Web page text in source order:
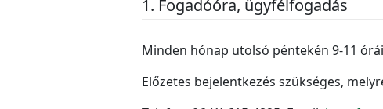
Fogadóóra, ügyfélfogadás
Minden hónap utolsó péntekén 9-11
Előzetes bejelentkezés szükséges,